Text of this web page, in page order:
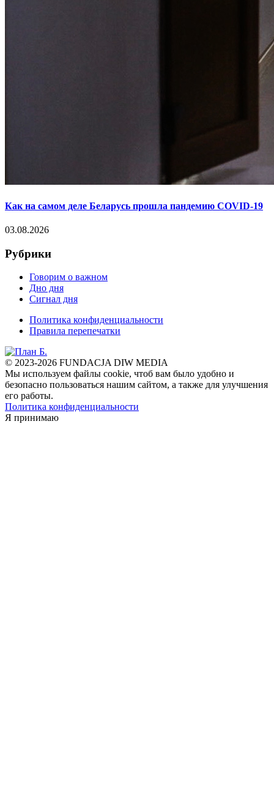
Как на самом деле Беларусь прошла пандемию COVID-19
03.08.2026
Рубрики
Говорим о важном
Дно дня
Сигнал дня
Политика конфиденциальности
Правила перепечатки
© 2023-2026 FUNDACJA DIW MEDIA
Мы используем файлы cookie, чтоб вам было удобно и
безопасно пользоваться нашим сайтом, а также для улучшения
его работы.
Политика конфиденциальности
Я принимаю